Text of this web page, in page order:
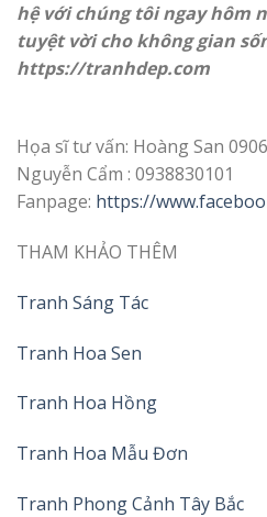
hệ với chúng tôi ngay hôm
tuyệt vời cho không gian
https://tranhdep.com
Họa sĩ tư vấn: Hoàng San
Nguyễn Cẩm : 0938830101
Fanpage: https://
THAM KHẢO THÊM
Tranh Sáng Tác
Tranh Hoa Sen
Tranh Hoa Hồng
Tranh Hoa Mẫu Đơn
Tranh Phong Cảnh Tây Bắc